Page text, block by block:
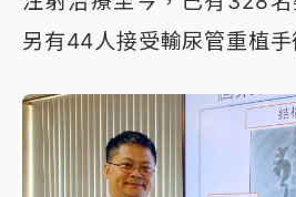
另有44人接受輸尿管重植手